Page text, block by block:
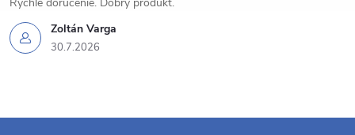
s
Zoltán Varga
30.7.2026